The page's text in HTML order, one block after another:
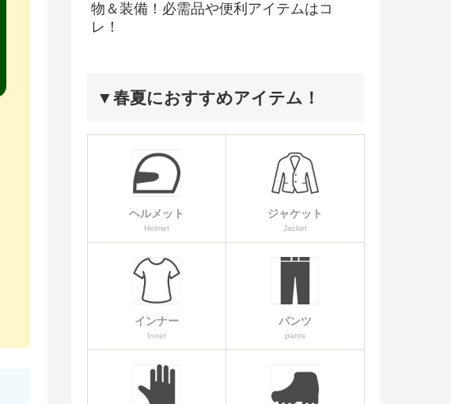
物＆装備！必需品や便利アイテムはコ
レ！
▼春夏におすすめアイテム！
ヘルメット
Helmet
ジャケット
Jacket
インナー
Inner
パンツ
pants